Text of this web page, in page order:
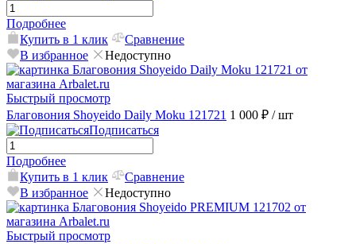
Подробнее
Купить в 1 клик
Сравнение
В избранное
Недоступно
Быстрый просмотр
Благовония Shoyeido Daily Moku 121721 1 000 ₽ / шт
Подписаться
Подробнее
Купить в 1 клик
Сравнение
В избранное
Недоступно
Быстрый просмотр